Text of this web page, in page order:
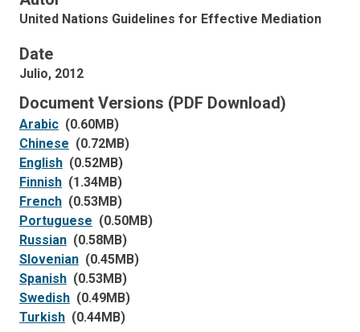
United Nations Guidelines for Effective Mediation
Date
Julio, 2012
Document Versions (PDF Download)
Arabic (0.60MB)
Chinese (0.72MB)
English (0.52MB)
Finnish (1.34MB)
French (0.53MB)
Portuguese (0.50MB)
Russian (0.58MB)
Slovenian (0.45MB)
Spanish (0.53MB)
Swedish (0.49MB)
Turkish (0.44MB)